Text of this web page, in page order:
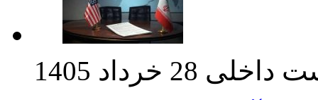
داخلی 28 خرداد 1405